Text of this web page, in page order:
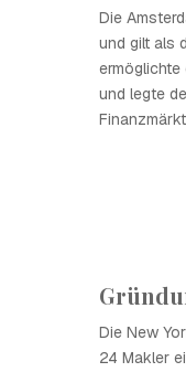
Die
und gilt als
ermöglichte
und legte
Die New
24 Makler